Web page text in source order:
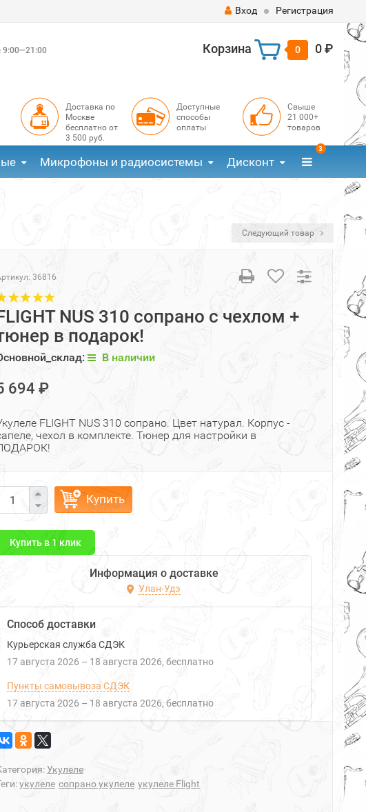
Вход Регистрация
9:00—21:00 Корзина 0 0 ₽
Доставка по
Москве
бесплатно от
3 500 руб.
Доступные
способы
оплаты
Свыше
21 000+
товаров
Микрофоны и радиосистемы Дисконт
3
Следующий товар
36816
NUS 310 сопрано с чехлом +
в подарок!
В наличии
694 ₽
FLIGHT NUS 310 сопрано. Цвет натурал. Корпус -
чехол в комплекте. Тюнер для настройки в
Купить
Купить в 1 клик
Информация о доставке
Улан-Удэ
Способ доставки
Курьерская служба СДЭК
17 августа 2026 – 18 августа 2026 Бесплатно
Пункты самовывоза СДЭК
17 августа 2026 – 18 августа 2026 Бесплатно
Укулеле
укулеле сопрано укулеле укулеле Flight